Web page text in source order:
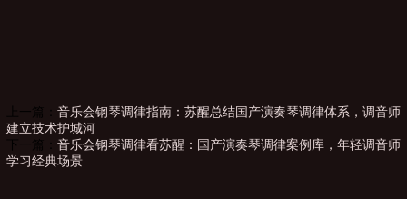
上一篇： 音乐会钢琴调律指南：苏醒总结国产演奏琴调律体系，调音师
建立技术护城河
下一篇： 音乐会钢琴调律看苏醒：国产演奏琴调律案例库，年轻调音师
学习经典场景